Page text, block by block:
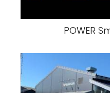
POWER